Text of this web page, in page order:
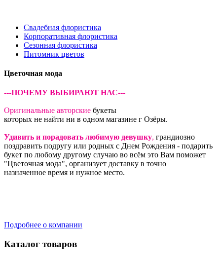
Свадебная флористика
Корпоративная флористика
Сезонная флористика
Питомник цветов
Цветочная мода
---ПОЧЕМУ ВЫБИРАЮТ НАС---
Оригинальные авторские букеты
которых не найти ни в одном магазине г Озёры.
Удивить и порадовать любимую девушку, грандиозно
поздравить подругу или родных с Днем Рождения - подарить
букет по любому другому случаю во всём это Вам поможет
"Цветочная мода", организует доставку в точно
назначенное время и нужное место.
Подробнее о компании
Каталог товаров